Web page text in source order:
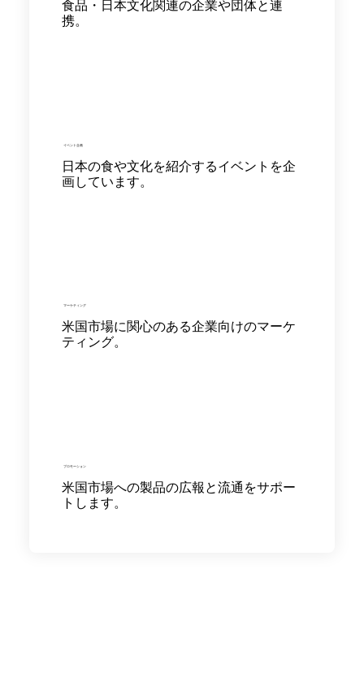
食品・日本文化関連の企業や団体と連
携。
イベント企画
日本の食や文化を紹介するイベントを企
画しています。
マーケティング
米国市場に関心のある企業向けのマーケ
ティング。
プロモーション
米国市場への製品の広報と流通をサポー
トします。